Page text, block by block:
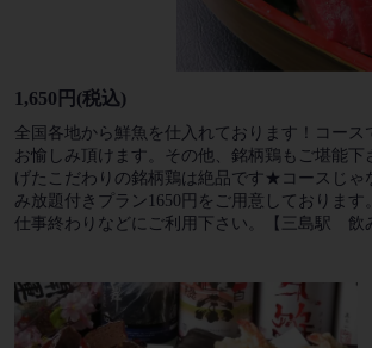
1,650円 (税込)
全国各地から鮮魚を仕入れております！コース
お愉しみ頂けます。その他、銘柄鶏もご堪能下
げたこだわりの銘柄鶏は絶品です★コースじゃ
み放題付きプラン1650円をご用意しております
仕事終わりなどにご利用下さい。【三島駅 飲